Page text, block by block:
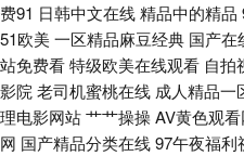
网页 欧美极度性交网 午夜诱惑老司
国产做爱 韩国福利影院 久久综合av
码97 美女视频91 人人操热超碰 91
费91 日韩中文在线精品中的精品
51欧美一区精品麻豆经典 国产在
站免费看特级欧美在线观看 自拍
影院 老司机蜜桃在线 成人精品一
理电影网站艹艹操操AV黄色观
网 国产精品分类在线97午夜福利